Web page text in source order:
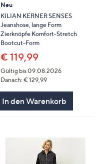
Neu
KILIAN KERNER SENSES
Jeanshose, lange Form
Zierknöpfe Komfort-Stretch
Bootcut-Form
€ 119,99
Gültig bis 09.08.2026
Danach: € 129,99
In den Warenkorb